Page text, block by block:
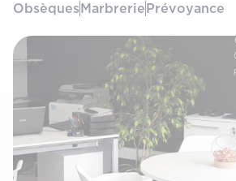
ObsèquesMarbreriePrévoyance